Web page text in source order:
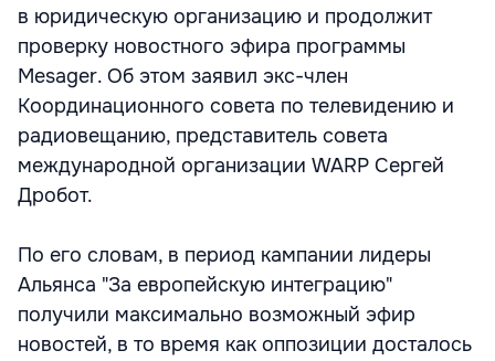
в юридическую организацию и продолжит
проверку новостного эфира программы
Mesager. Об этом заявил экс-член
Координационного совета по телевидению и
радиовещанию, представитель совета
международной организации WARP Сергей
Дробот.
По его словам, в период кампании лидеры
Альянса "За европейскую интеграцию"
получили максимально возможный эфир
новостей, в то время как оппозиции досталось